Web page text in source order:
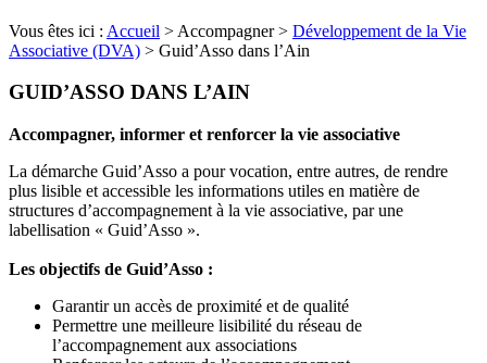
Vous êtes ici : Accueil > Accompagner> Développement de la Vie
Associative (DVA) > Guid’Asso dans l’Ain
GUID’ASSO DANS L’AIN
Accompagner, informer et renforcer la vie associative
La démarche Guid’Asso a pour vocation, entre autres, de rendre
plus lisible et accessible les informations utiles en matière de
structures d’accompagnement à la vie associative, par une
labellisation « Guid’Asso ».
Les objectifs de Guid’Asso :
Garantir un accès de proximité et de qualité
Permettre une meilleure lisibilité du réseau de
l’accompagnement aux associations